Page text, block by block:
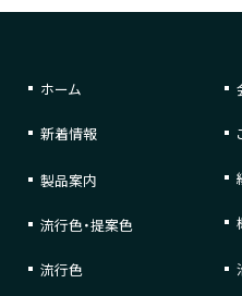
ホーム
新着情報
製品案内
流行色・提案色
流行色